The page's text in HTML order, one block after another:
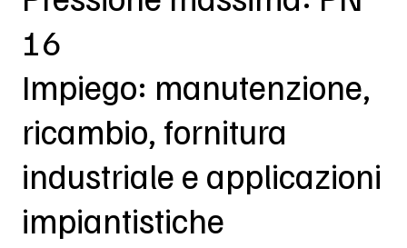
16
Impiego: manutenzione,
ricambio, fornitura
industriale e applicazioni
impiantistiche